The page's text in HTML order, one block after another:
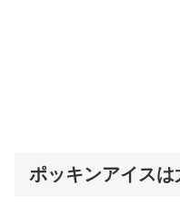
ポッキンアイスは